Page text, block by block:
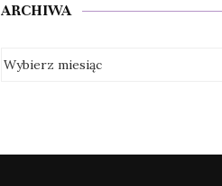
ARCHIWA